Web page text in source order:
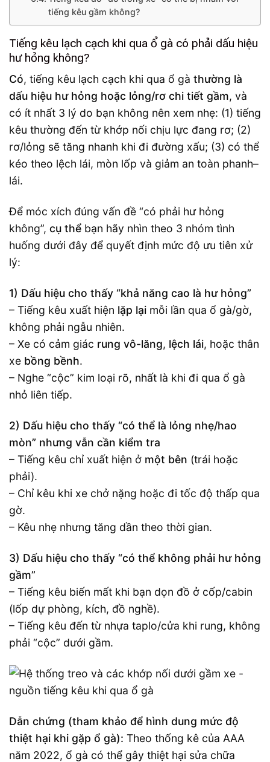
tiếng kêu gầm không?
Tiếng kêu lạch cạch khi qua ổ gà có phải dấu hiệu
hư hỏng không?
Có, tiếng kêu lạch cạch khi qua ổ gà thường là
dấu hiệu hư hỏng hoặc lỏng/rơ chi tiết gầm, và
có ít nhất 3 lý do bạn không nên xem nhẹ: (1) tiếng
kêu thường đến từ khớp nối chịu lực đang rơ; (2)
rơ/lỏng sẽ tăng nhanh khi đi đường xấu; (3) có thể
kéo theo lệch lái, mòn lốp và giảm an toàn phanh–
lái.
Để móc xích đúng vấn đề “có phải hư hỏng
không”, cụ thể bạn hãy nhìn theo 3 nhóm tình
huống dưới đây để quyết định mức độ ưu tiên xử
lý:
1) Dấu hiệu cho thấy “khả năng cao là hư hỏng”
– Tiếng kêu xuất hiện lặp lại mỗi lần qua ổ gà/gờ,
không phải ngẫu nhiên.
– Xe có cảm giác rung vô-lăng, lệch lái, hoặc thân
xe bồng bềnh.
– Nghe “cộc” kim loại rõ, nhất là khi đi qua ổ gà
nhỏ liên tiếp.
2) Dấu hiệu cho thấy “có thể là lỏng nhẹ/hao
mòn” nhưng vẫn cần kiểm tra
– Tiếng kêu chỉ xuất hiện ở một bên (trái hoặc
phải).
– Chỉ kêu khi xe chở nặng hoặc đi tốc độ thấp qua
gờ.
– Kêu nhẹ nhưng tăng dần theo thời gian.
3) Dấu hiệu cho thấy “có thể không phải hư hỏng
gầm”
– Tiếng kêu biến mất khi bạn dọn đồ ở cốp/cabin
(lốp dự phòng, kích, đồ nghề).
– Tiếng kêu đến từ nhựa taplo/cửa khi rung, không
phải “cộc” dưới gầm.
Dẫn chứng (tham khảo để hình dung mức độ
thiệt hại khi gặp ổ gà): Theo thống kê của AAA
năm 2022, ổ gà có thể gây thiệt hại sửa chữa